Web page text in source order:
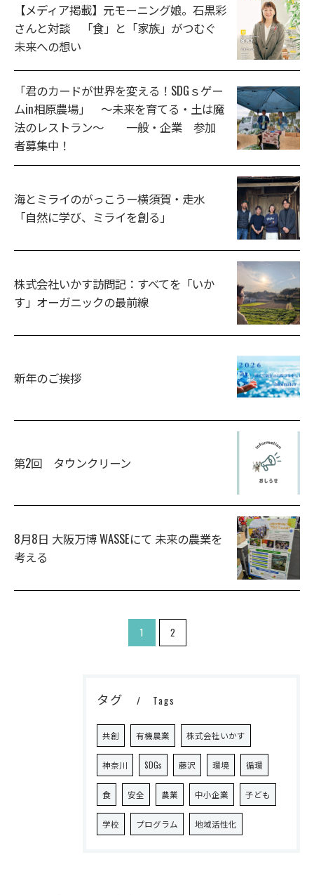
【メディア掲載】元モーニング娘。石黒彩
さんと対談 「食」と「家族」がつむぐ
未来への想い
「君のカードが世界を変える！SDGｓゲー
ムin相原農場」 ～未来を育てる・土は魔
法のレストラン～ 一般・企業 参加
者募集中！
海とミライのがっこうー横須賀・走水
「自然に学び、ミライを創る」
株式会社いかす訪問記：すべてを「いか
す」オーガニックの最前線
新年のご挨拶
第2回 タウンクリーン
8月8日 大阪万博 WASSEにて 未来の農業を
考える
1 2
タグ Tags
共創 有機農業 株式会社いかす
神奈川 SDGs 藤沢 環境 循環
食 安全 農業 中小企業 子ども
学校 プログラム 地域活性化
お問い合わせ・ご相談はこちら